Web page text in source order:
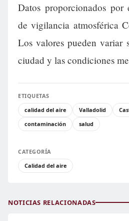
Datos proporcionados por
de vigilancia atmosférica
Los valores pueden variar
ciudad y las condiciones
ETIQUETAS
calidad del aire
Valladolid
contaminación
salud
CATEGORÍA
Calidad del aire
NOTICIAS RELACIONADAS